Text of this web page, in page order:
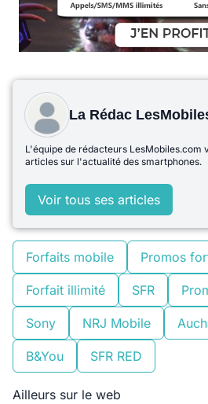
La Rédac
L'équipe de rédacteurs LesMobiles.com
articles sur l'actualité des smartphones.
Voir tous ses articles
Forfaits mobile Promos
Forfait illimité SFR
Sony NRJ Mobile
B&You SFR RED
Ailleurs sur le web